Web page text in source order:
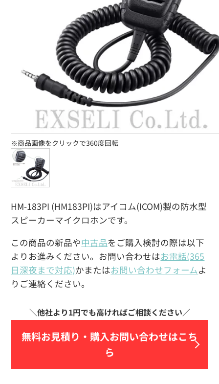
HM-183PI (HM183PI)はアイコム(ICOM)製の防水型
スピーカーマイクロホンです。
この商品の新品や中古品をご購入検討の際は以下
よりお進みください。お問い合わせはお電話(365
日深夜まで対応)かまたはお問い合わせフォームよ
りご連絡ください。
無料お見積り・ 購入お問い合わせはこち
ら
※商品画像をクリックで360度回転